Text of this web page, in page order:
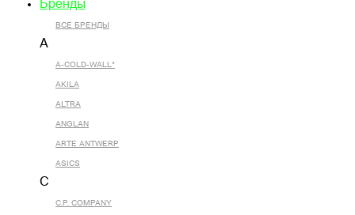
Бренды
ВСЕ БРЕНДЫ
A
A-COLD-WALL*
AKILA
ALTRA
ANGLAN
ARTE ANTWERP
ASICS
C
C.P. COMPANY